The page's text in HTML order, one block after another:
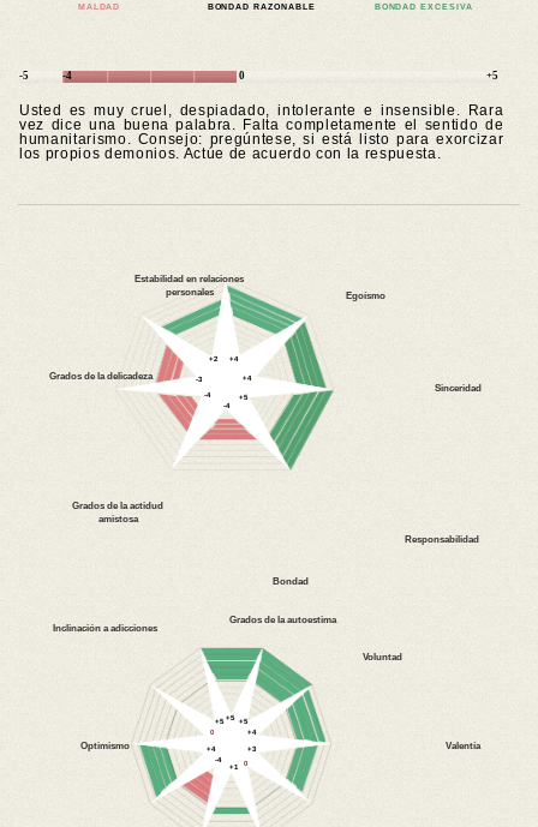
MALDAD BONDAD RAZONABLE BONDAD EXCESIVA
-5 -4 0 +5
Usted es muy cruel, despiadado, intolerante e insensible. Rara
vez dice una buena palabra. Falta completamente el sentido de
humanitarismo. Consejo: pregúntese, si está listo para exorcizar
los propios demonios. Actúe de acuerdo con la respuesta.